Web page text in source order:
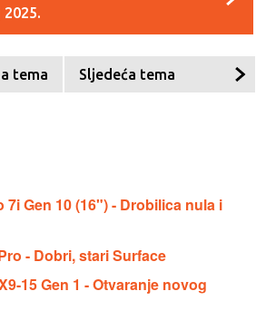
2025.
tema Sljedeća tema
Gen 10 (16") - Drobilica nula i
- Dobri, stari Surface
15 Gen 1 - Otvaranje novog